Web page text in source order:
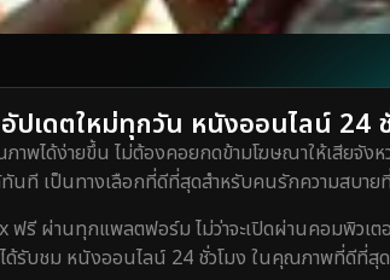
เดตใหม่ทุกวัน หนังออนไลน์ 24
ได้ง่ายขึ้น ไม่ต้องคอยกดข้ามโฆษณาให้เสียจัง
นที เป็นทางเลือกที่ดีที่สุดสำหรับคนรักความสบ
ฟรี ผ่านทุกแพลตฟอร์ม ไม่ว่าจะเปิดผ่านคอมพิว
รับชม หนังออนไลน์ 24 ชั่วโมง ในคุณภาพที่ดีที่สุด